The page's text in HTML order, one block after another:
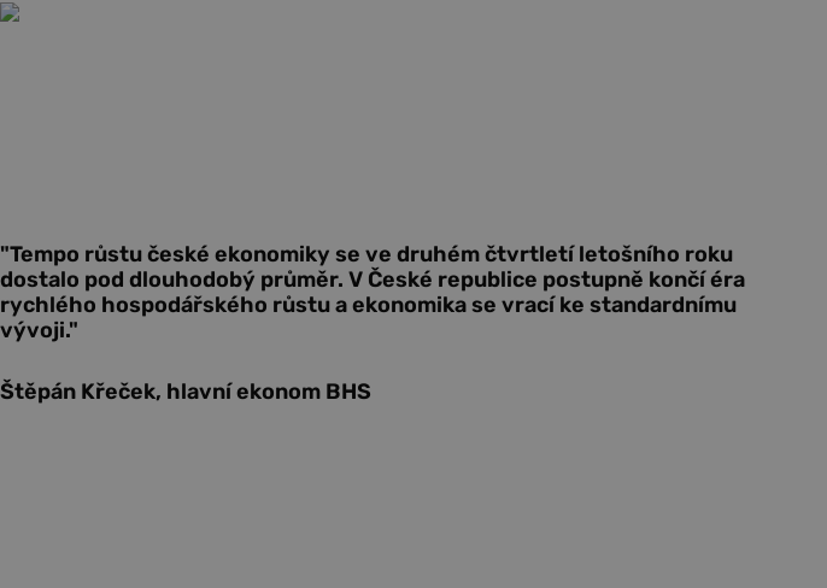
"Tempo růstu české ekonomiky se ve druhém čtvrtletí letošního roku
dostalo pod dlouhodobý průměr. V České republice postupně končí éra
rychlého hospodářského růstu a ekonomika se vrací ke standardnímu
vývoji."
Štěpán Křeček, hlavní ekonom BHS